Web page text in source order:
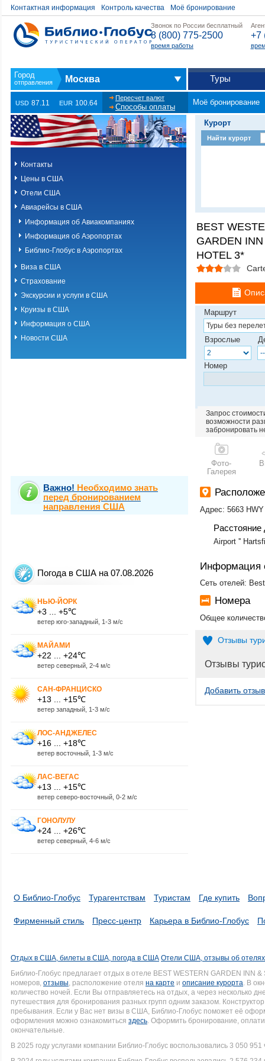
Контактная информация Контроль качества Моё бронирование
Звонок по России бесплатный
8 (800) 775-2500
время работы
+7
Москва Туры
USD 87.11 EUR 100.64
Пересчет валют
Способы оплаты
Моё бронирование
Контакты
Цены в США
Отели США
Авиарейсы в США
Информация об Авиакомпаниях
Информация об Аэропортах
Библио-Глобус в Аэропортах
Виза в США
Страхование
Экскурсии и услуги в США
Круизы в США
Информация о США
Новости США
Важно! Необходимо знать
перед бронированием
направления США
Погода в США на 07.08.2026
НЬЮ-ЙОРК
+3 ... +5℃
ветер юго-западный, 1-3 м/с
МАЙАМИ
+22 ... +24℃
ветер северный, 2-4 м/с
САН-ФРАНЦИСКО
+13 ... +15℃
ветер западный, 1-3 м/с
ЛОС-АНДЖЕЛЕС
+16 ... +18℃
ветер восточный, 1-3 м/с
ЛАС-ВЕГАС
+13 ... +15℃
ветер северо-восточный, 0-2 м/с
ГОНОЛУЛУ
+24 ... +26℃
ветер северный, 4-6 м/с
Курорт
Найти курорт
BEST
GARDEN
HOTEL 3*
Маршрут
Взрослые
Номер
Запрос
возможности
забронировать
Фото-
Галерея
Адрес: 5663
Расстояние
Airport ''
Информация
Сеть отелей:
Номера
Общее
Отзывы
Отзывы
Добавить отзыв
О Библио-Глобус Турагентствам Туристам Где купить
Фирменный стиль Пресс-центр Карьера в Библио-Глобус
Отдых в США, билеты в США, погода в США Отели США, отзывы об
Библио-Глобус предлагает отдых в отеле BEST WESTERN GARDEN
номеров, отзывы, расположение отеля на карте и описание курорта. В
количество ночей. Если Вы отправляетесь на отдых, а через несколько
путешествия для бронирования разных групп одним заказом.
пребывания. Если у Вас нет визы в США, Библио-Глобус поможет её
оформления можно ознакомиться здесь. Оформить бронирование,
окончательные.
В 2025 году услугами компании Библио-Глобус воспользовались 3 050 951